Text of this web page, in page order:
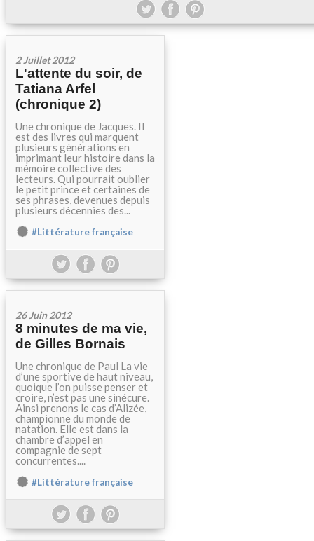
2 Juillet 2012
L'attente du soir, de
Tatiana Arfel
(chronique 2)
Une chronique de Jacques. Il
est des livres qui marquent
plusieurs générations en
imprimant leur histoire dans la
mémoire collective des
lecteurs. Qui pourrait oublier
le petit prince et certaines de
ses phrases, devenues depuis
plusieurs décennies des...
#Littérature française
26 Juin 2012
8 minutes de ma vie,
de Gilles Bornais
Une chronique de Paul La vie
d’une sportive de haut niveau,
quoique l’on puisse penser et
croire, n’est pas une sinécure.
Ainsi prenons le cas d’Alizée,
championne du monde de
natation. Elle est dans la
chambre d’appel en
compagnie de sept
concurrentes....
#Littérature française